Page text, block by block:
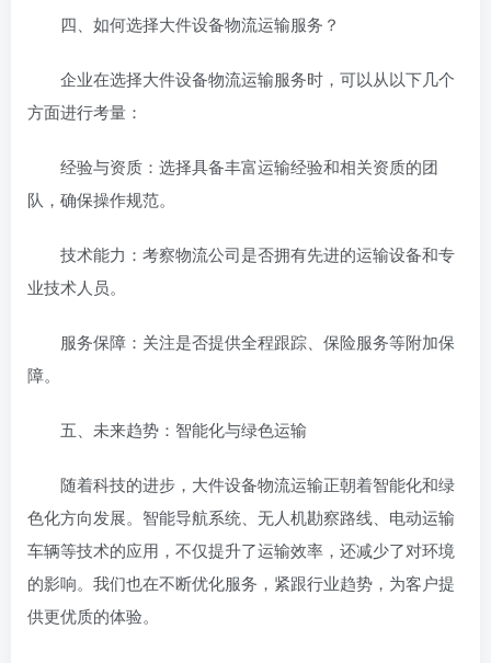
四、如何选择大件设备物流运输服务？
企业在选择大件设备物流运输服务时，可以从以下几个
方面进行考量：
经验与资质：选择具备丰富运输经验和相关资质的团
队，确保操作规范。
技术能力：考察物流公司是否拥有先进的运输设备和专
业技术人员。
服务保障：关注是否提供全程跟踪、保险服务等附加保
障。
五、未来趋势：智能化与绿色运输
随着科技的进步，大件设备物流运输正朝着智能化和绿
色化方向发展。智能导航系统、无人机勘察路线、电动运输
车辆等技术的应用，不仅提升了运输效率，还减少了对环境
的影响。我们也在不断优化服务，紧跟行业趋势，为客户提
供更优质的体验。